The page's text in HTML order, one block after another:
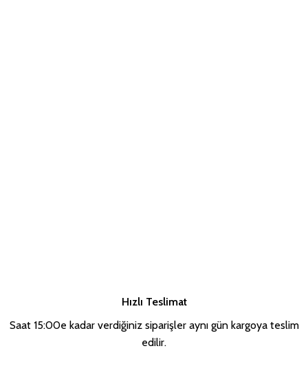
Hızlı Teslimat
Saat 15:00e kadar verdiğiniz siparişler aynı gün kargoya teslim
edilir.